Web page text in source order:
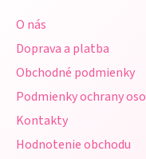
O nás
Doprava a platba
Obchodné podmienky
Podmienky ochrany
Kontakty
Hodnotenie obchodu